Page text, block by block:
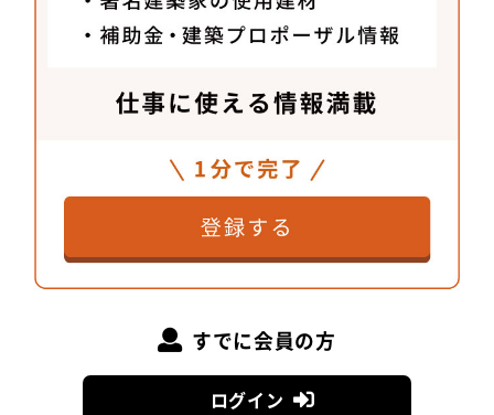
すでに会員の方
ログイン